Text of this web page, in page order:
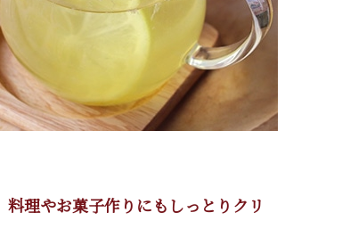
理やお菓子作りにもしっとりクリ